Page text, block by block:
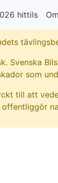
hittils
Svenska
som
till att